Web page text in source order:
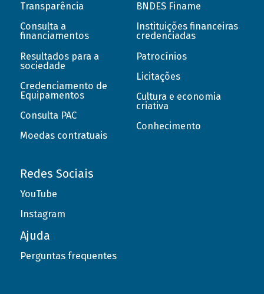
Transparência
Consulta a
financiamentos
Resultados para a
sociedade
Credenciamento de
Equipamentos
Consulta PAC
Moedas contratuais
BNDES Finame
Instituições financeiras
credenciadas
Patrocínios
Licitações
Cultura e economia
criativa
Conhecimento
Redes Sociais
YouTube
Instagram
Ajuda
Perguntas frequentes